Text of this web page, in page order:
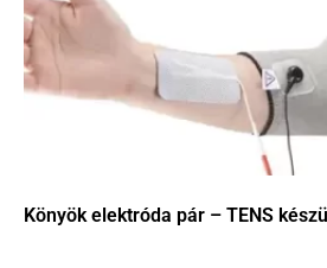
Könyök elektróda pár – TENS